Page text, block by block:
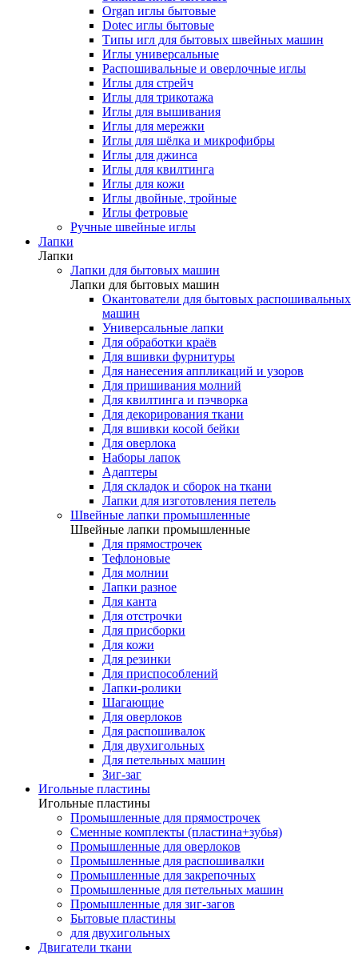
Organ иглы бытовые
Dotec иглы бытовые
Типы игл для бытовых швейных машин
Иглы универсальные
Распошивальные и оверлочные иглы
Иглы для стрейч
Иглы для трикотажа
Иглы для вышивания
Иглы для мережки
Иглы для шёлка и микрофибры
Иглы для джинса
Иглы для квилтинга
Иглы для кожи
Иглы двойные, тройные
Иглы фетровые
Ручные швейные иглы
Лапки
Лапки
Лапки для бытовых машин
Лапки для бытовых машин
Окантователи для бытовых распошивальных
машин
Универсальные лапки
Для обработки краёв
Для вшивки фурнитуры
Для нанесения аппликаций и узоров
Для пришивания молний
Для квилтинга и пэчворка
Для декорирования ткани
Для вшивки косой бейки
Для оверлока
Наборы лапок
Адаптеры
Для складок и сборок на ткани
Лапки для изготовления петель
Швейные лапки промышленные
Швейные лапки промышленные
Для прямострочек
Тефлоновые
Для молнии
Лапки разное
Для канта
Для отстрочки
Для присборки
Для кожи
Для резинки
Для приспособлений
Лапки-ролики
Шагающие
Для оверлоков
Для распошивалок
Для двухигольных
Для петельных машин
Зиг-заг
Игольные пластины
Игольные пластины
Промышленные для прямострочек
Сменные комплекты (пластина+зубья)
Промышленные для оверлоков
Промышленные для распошивалки
Промышленные для закрепочных
Промышленные для петельных машин
Промышленные для зиг-загов
Бытовые пластины
для двухигольных
Двигатели ткани